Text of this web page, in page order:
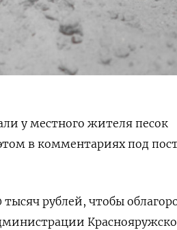
у местного жителя песок
в комментариях под
тысяч рублей, чтобы